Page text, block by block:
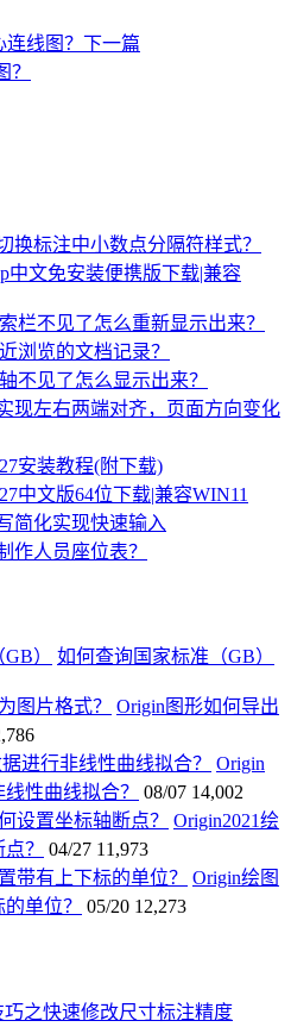
线图？ 下一篇
？
换标注中小数点分隔符样式？
中文免安装便携版下载|兼容
栏不见了怎么重新显示出来？
浏览的文档记录？
不见了怎么显示出来？
现左右两端对齐，页面方向变化
安装教程(附下载)
中文版64位下载|兼容WIN11
简化实现快速输入
作人员座位表？
如何查询国家标准（GB）
Origin图形如何导出
Origin
性曲线拟合？
08/07 14,002
Origin2021绘
？
04/27 11,973
Origin绘图
单位？
05/20 12,273
巧之快速修改尺寸标注精度